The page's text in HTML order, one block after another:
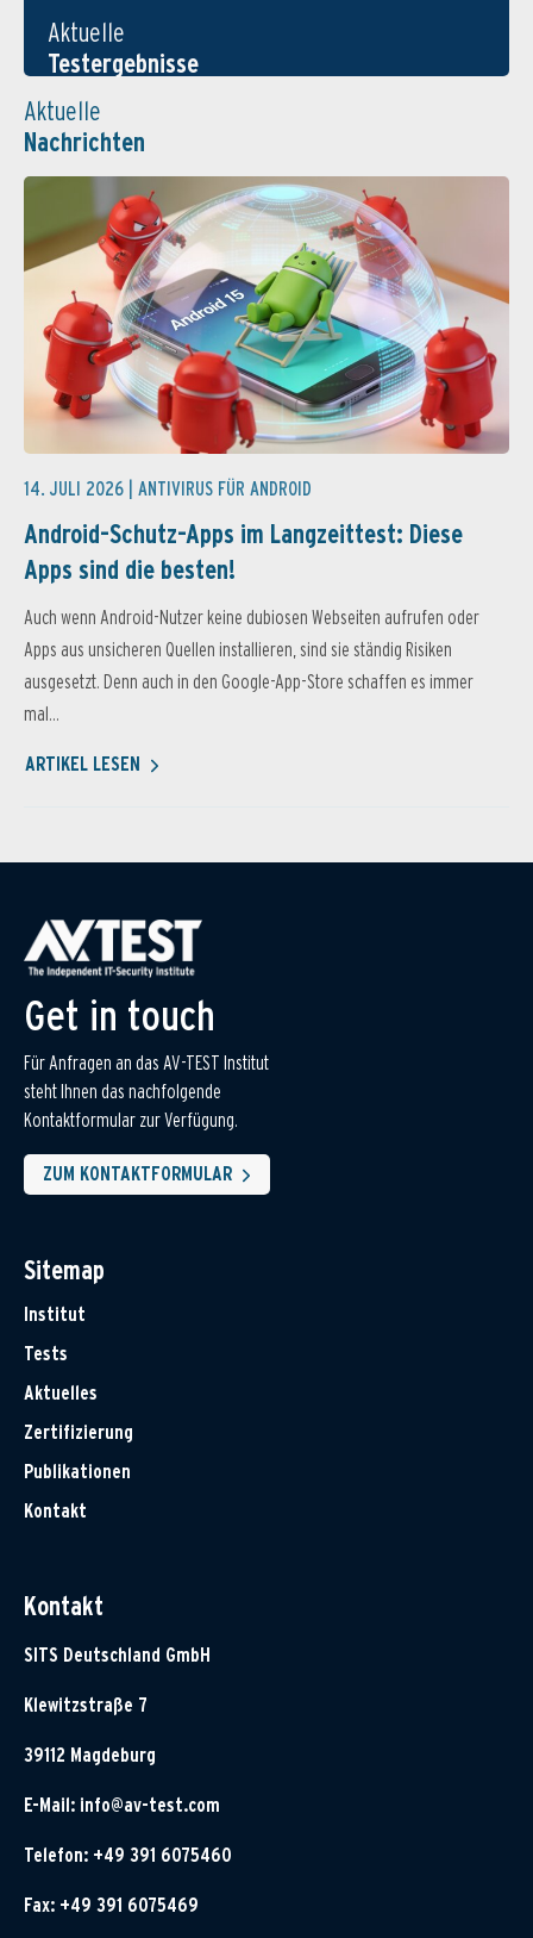
Aktuelle
Testergebnisse
Aktuelle
Nachrichten
14. JULI 2026 | ANTIVIRUS FÜR ANDROID
Android-Schutz-Apps im Langzeittest: Diese
Apps sind die besten!
Auch wenn Android-Nutzer keine dubiosen Webseiten aufrufen oder
Apps aus unsicheren Quellen installieren, sind sie ständig Risiken
ausgesetzt. Denn auch in den Google-App-Store schaffen es immer
mal...
ARTIKEL LESEN
Get in touch
Für Anfragen an das AV-TEST Institut
steht Ihnen das nachfolgende
Kontaktformular zur Verfügung.
ZUM KONTAKTFORMULAR
Sitemap
Institut
Tests
Aktuelles
Zertifizierung
Publikationen
Kontakt
Kontakt
SITS Deutschland GmbH
Klewitzstraße 7
39112 Magdeburg
E-Mail: info@av-test.com
Telefon: +49 391 6075460
Fax: +49 391 6075469